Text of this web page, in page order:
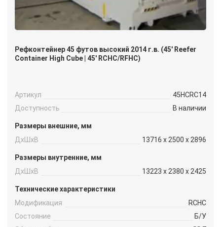
Рефконтейнер 45 футов высокий 2014 г.в. (45′ Reefer
Container High Cube | 45′ RCHC/RFHC)
Артикул
45HCRC14
Доступность
В наличии
Размеры внешние, мм
ДxШxВ
13716 x 2500 x 2896
Размеры внутренние, мм
ДxШxВ
13223 x 2380 x 2425
Технические характеристики
Модификация
RCHC
Состояние
Б/У